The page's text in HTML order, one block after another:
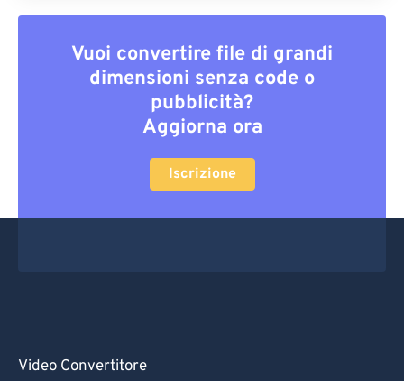
Vuoi convertire file di grandi
dimensioni senza code o
pubblicità?
Aggiorna ora
Iscrizione
Video Convertitore